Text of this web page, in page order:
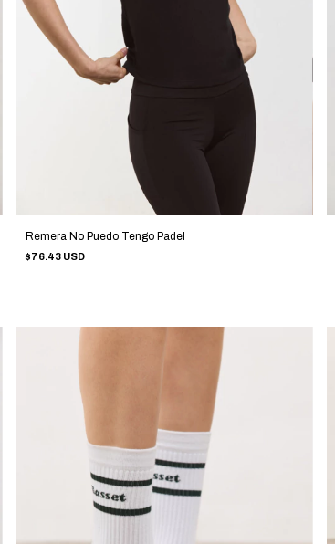
Remera No Puedo Tengo Padel
$76.43 USD